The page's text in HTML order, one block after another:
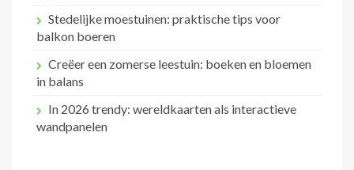
Stedelijke moestuinen: praktische tips voor
balkon boeren
Creëer een zomerse leestuin: boeken en bloemen
in balans
In 2026 trendy: wereldkaarten als interactieve
wandpanelen